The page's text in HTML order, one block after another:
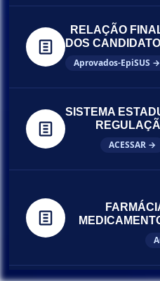
RELAÇÃO
DOS
Aprovados-EpiSUS →
SISTEMA
ACESSAR →